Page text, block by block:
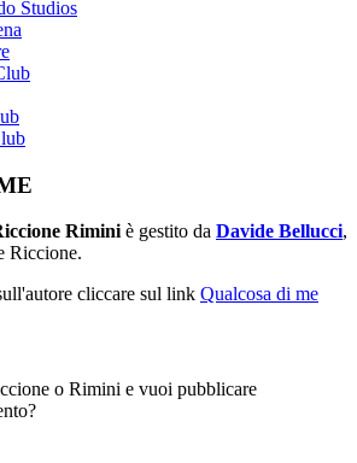
Studios
Rimini è gestito da Davide Bellucci,
Riccione.
cliccare sul link Qualcosa di me
o Rimini e vuoi pubblicare